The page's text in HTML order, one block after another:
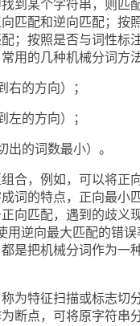
到某个字符串，则匹
匹配和逆向匹配；按
；按照是否与词性
用的几种机械分词方法
的方向）；
的方向）；
的词数最小）。
，例如，可以将正
词的特点，正向最小
向匹配，遇到的歧义
用逆向最大匹配的错
是把机械分词作为一
特征扫描或标志切
断点，可将原字符串